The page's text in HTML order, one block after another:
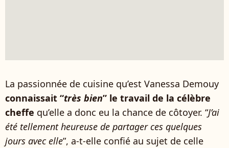
La passionnée de cuisine qu’est Vanessa Demouy
connaissait “très bien” le travail de la célèbre
cheffe qu’elle a donc eu la chance de côtoyer. “J’ai
été tellement heureuse de partager ces quelques
jours avec elle”, a-t-elle confié au sujet de celle